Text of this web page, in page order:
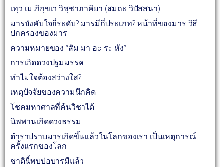
เทฺว เม ภิกฺขเว วิชฺชาภาคิยา (สมถะ วิปัสสนา)
มารบังคับใจกี่ระดับ? มารมีกี่ประเภท? หน้าที่ของมาร วิธี
ปกครองของมาร
ความหมายของ “สัม มา อะ ระ หัง”
การเกิดดวงปฐมมรรค
ทำไมใจต้องสว่างใส?
เหตุปัจจัยของความนึกคิด
โชคมหาศาลที่ค้นวิชาได้
นิพพานเกิดดวงธรรม
ตำราปราบมารเกิดขึ้นแล้วในโลกของเรา เป็นเหตุการณ์
ครั้งแรกของโลก
ชาตินี้พบบ่อบารมีแล้ว